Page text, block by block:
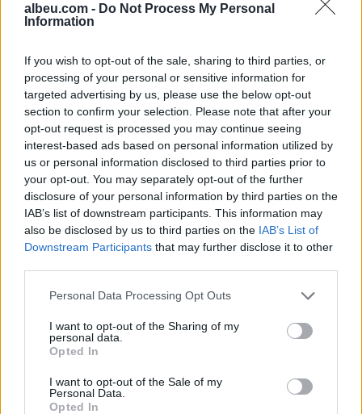
albeu.com - Do Not Process My Personal
Information
If you wish to opt-out of the sale, sharing to third parties, or
processing of your personal or sensitive information for
targeted advertising by us, please use the below opt-out
section to confirm your selection. Please note that after your
opt-out request is processed you may continue seeing
interest-based ads based on personal information utilized by
us or personal information disclosed to third parties prior to
your opt-out. You may separately opt-out of the further
disclosure of your personal information by third parties on the
IAB’s list of downstream participants. This information may
also be disclosed by us to third parties on the IAB’s List of
Downstream Participants that may further disclose it to other
Personal Data Processing Opt Outs
I want to opt-out of the Sharing of my
personal data.
Opted In
I want to opt-out of the Sale of my
Personal Data.
Opted In
Lajme të ngjashme:
bëhet në raste urgjente
kur dikujt i ndalon zemra!
Balkans, nis
qendrave rehabilituese
mjekësore në Gjermani